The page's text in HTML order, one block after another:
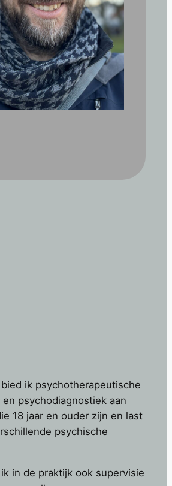
ik psychotherapeutische
psychodiagnostiek aan
18 jaar en ouder zijn en last
psychische
in de praktijk ook supervisie